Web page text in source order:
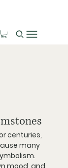
centuries,
many